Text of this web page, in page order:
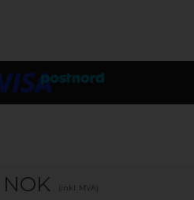
NOK (inkl. MVA)